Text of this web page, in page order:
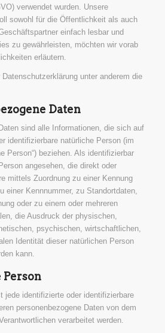
verwendet wurden. Unsere
sowohl für die Öffentlichkeit als auch
einfach lesbar und
zu gewährleisten, möchten wir vorab
erläutern.
unter anderem die
Daten
sind alle Informationen, die sich auf
identifizierbare natürliche Person (im
Person“) beziehen. Als identifizierbar
angesehen, die direkt oder
mittels Zuordnung zu einer Kennung
einer Kennnummer, zu Standortdaten,
oder zu einem oder mehreren
die Ausdruck der physischen,
psychischen, wirtschaftlichen,
Identität dieser natürlichen Person
kann.
jede identifizierte oder identifizierbare
personenbezogene Daten von dem
verarbeitet werden.